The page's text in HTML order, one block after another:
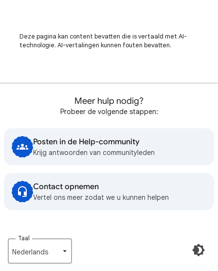
Deze pagina kan content bevatten die is vertaald met AI-
technologie. AI-vertalingen kunnen fouten bevatten.
Meer hulp nodig?
Probeer de volgende stappen:
Posten in de Help-community
Krijg antwoorden van communityleden
Contact opnemen
Vertel ons meer zodat we u kunnen helpen
Taal
Nederlands‎